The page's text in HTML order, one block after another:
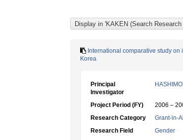
International comparative study
Korea
Principal
Investigator
Project Period (FY)
2006 –
Research Category
Grant-in-
Research Field
Gender